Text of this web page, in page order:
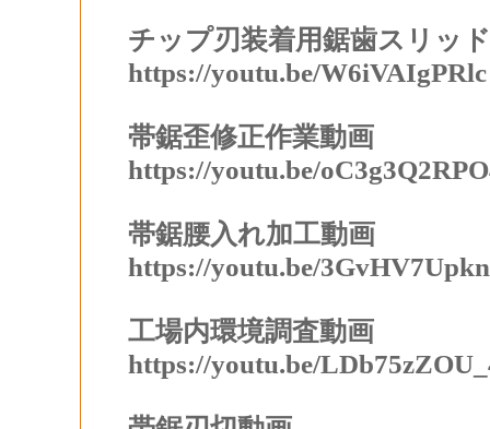
チップ刃装着用鋸歯スリッ
https://youtu.be/W6iVAIgPRlc
帯鋸歪修正作業動画
https://youtu.be/
帯鋸腰入れ加工動画
https://youtu.be/
工場内環境調査動画
https://youtu.be/